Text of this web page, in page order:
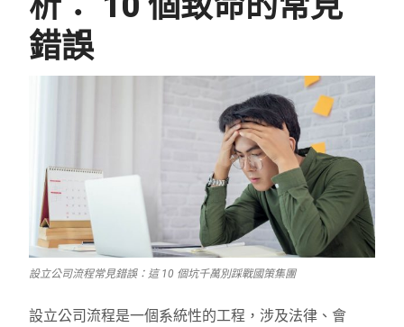
錯誤
設立公司流程常見錯誤：這 10 個坑千萬別踩戰國策集團
設立公司流程是一個系統性的工程，涉及法律、會